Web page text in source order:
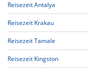
Reisezeit Antalya
Reisezeit Krakau
Reisezeit Tamale
Reisezeit Kingston